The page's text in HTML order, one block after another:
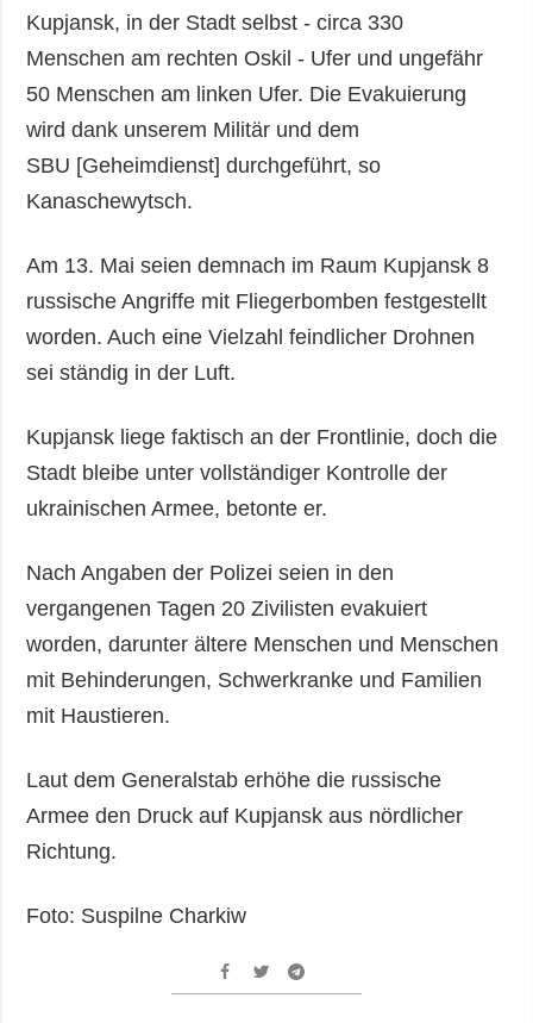
Veröffentlichungen
Interview
Abonnement
Fotobank
Kupjansk, in der Stadt selbst - circa 330
Menschen am rechten Oskil - Ufer und ungefähr
50 Menschen am linken Ufer. Die Evakuierung
wird dank unserem Militär und dem
SBU [Geheimdienst] durchgeführt, so
Kanaschewytsch.
Am 13. Mai seien demnach im Raum Kupjansk 8
russische Angriffe mit Fliegerbomben festgestellt
worden. Auch eine Vielzahl feindlicher Drohnen
sei ständig in der Luft.
Kupjansk liege faktisch an der Frontlinie, doch die
Stadt bleibe unter vollständiger Kontrolle der
ukrainischen Armee, betonte er.
Nach Angaben der Polizei seien in den
vergangenen Tagen 20 Zivilisten evakuiert
worden, darunter ältere Menschen und Menschen
mit Behinderungen, Schwerkranke und Familien
mit Haustieren.
Laut dem Generalstab erhöhe die russische
Armee den Druck auf Kupjansk aus nördlicher
Richtung.
Foto: Suspilne Charkiw